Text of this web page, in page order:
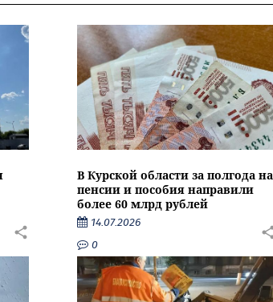
В Курской области за полгода на
пенсии и пособия направили
более 60 млрд рублей
14.07.2026
0